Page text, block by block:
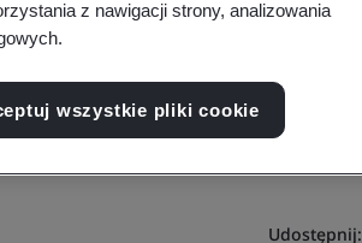
Udostępnij:
z nawigacji strony, analizowania
wszystkie pliki cookie